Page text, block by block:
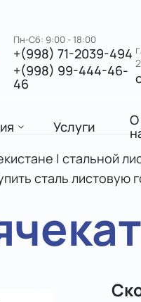
Пн-Сб: 9:00 - 18:00
+(998) 71-2039-494
+(998) 99-444-46-
46
Услуги О
| стальной
сталь листовую